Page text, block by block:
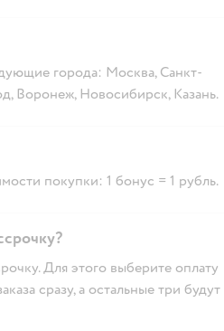
города: Москва, Санкт-
Воронеж, Новосибирск, Казань.
покупки: 1 бонус = 1 рубль.
Для этого выберите оплату
сразу, а остальные три будут